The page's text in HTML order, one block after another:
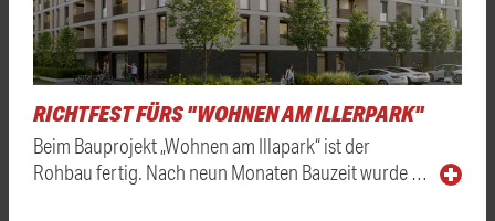
RICHTFEST FÜRS "WOHNEN AM ILLERPARK"
Beim Bauprojekt „Wohnen am Illapark“ ist der
Rohbau fertig. Nach neun Monaten Bauzeit wurde …